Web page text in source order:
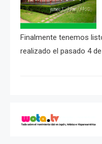
Finalmente tenemos
realizado el pasado 4